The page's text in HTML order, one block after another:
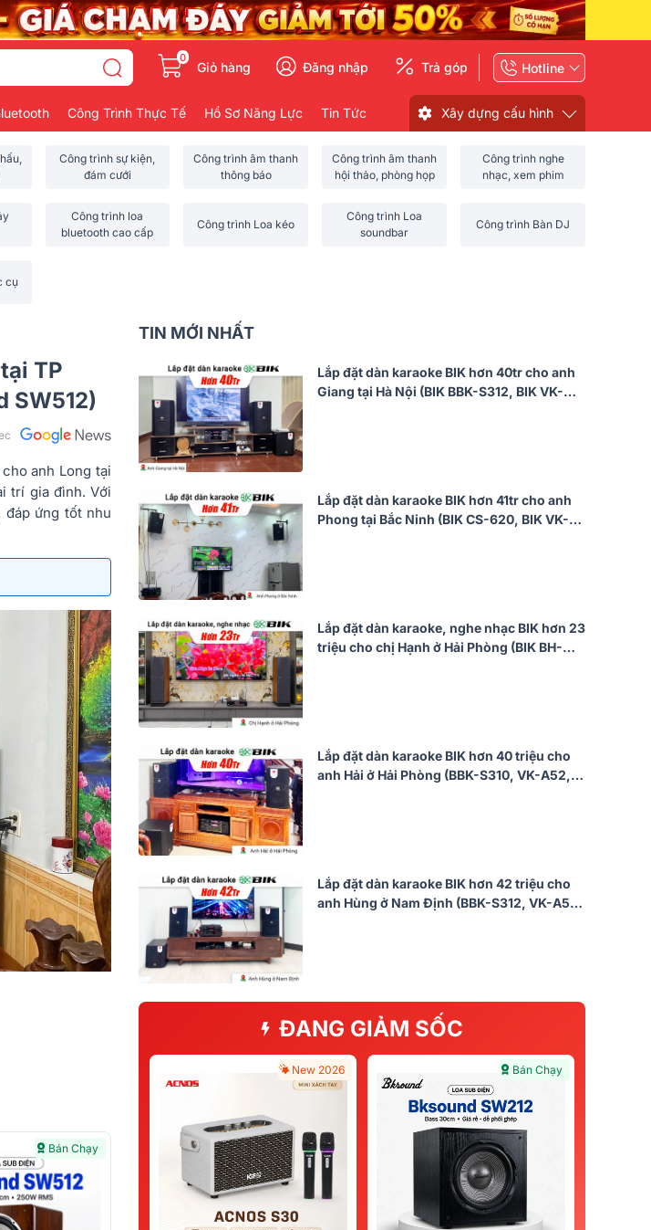
0
Giỏ hàng Đăng nhập Trả góp Hotline
Công Trình Thực Tế Hồ Sơ Năng Lực Tin Tức Xây dựng cấu hình
Công trình sự kiện,
đám cưới
Công trình âm thanh
thông báo
Công trình âm thanh
hội thảo, phòng họp
Công trình nghe
nhạc, xem phim
Công trình loa
bluetooth cao cấp
Công trình Loa kéo
Công trình Loa
soundbar
Công trình Bàn DJ
cụ
TP
SW512)
anh Long tại
trí gia đình. Với
đáp ứng tốt nhu
Bán Chạy
TIN MỚI NHẤT
Lắp đặt dàn karaoke BIK hơn 40tr cho anh
Giang tại Hà Nội (BIK BBK-S312, BIK VK-
Lắp đặt dàn karaoke BIK hơn 41tr cho anh
Phong tại Bắc Ninh (BIK CS-620, BIK VK-
Lắp đặt dàn karaoke, nghe nhạc BIK hơn 23
triệu cho chị Hạnh ở Hải Phòng (BIK BH-
Lắp đặt dàn karaoke BIK hơn 40 triệu cho
anh Hải ở Hải Phòng (BBK-S310, VK-A52,
Lắp đặt dàn karaoke BIK hơn 42 triệu cho
anh Hùng ở Nam Định (BBK-S312, VK-A52,
ĐANG GIẢM SỐC
New 2026 Bán Chạy